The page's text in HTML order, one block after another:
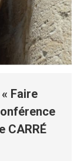
Faire
CARRÉ